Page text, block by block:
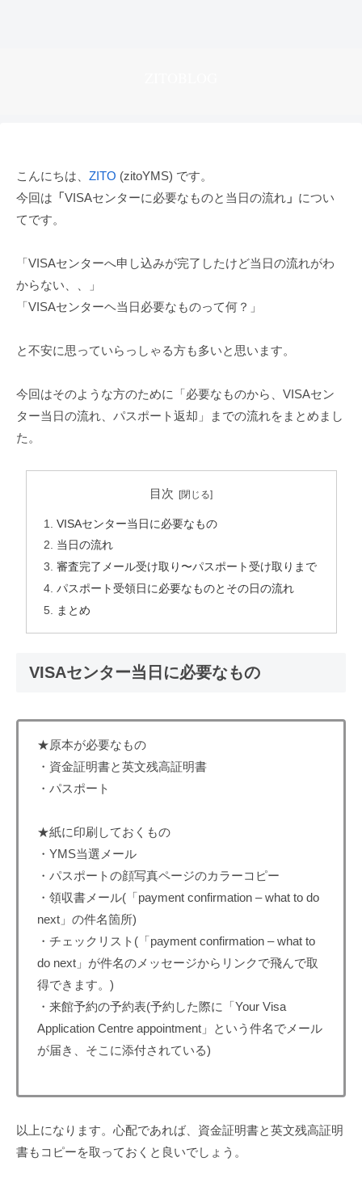
こんにちは、 ZITO (zitoYMS) です。
今回は 「VISAセンターに必要なものと当日の流れ 」 につい
てです。
「VISAセンターへ申し込みが完了したけど当日の流れがわ
からない、、」
「VISAセンターヘ当日必要なものって何？」
と不安に思っていらっしゃる方も多いと思います。
今回はそのような方のために「必要なものから、VISAセン
ター当日の流れ、パスポート返却」までの流れをまとめまし
た。
目次
VISAセンター当日に必要なもの
当日の流れ
審査完了メール受け取り〜パスポート受け取りまで
パスポート受領日に必要なものとその日の流れ
まとめ
VISAセンター当日に必要なもの
★原本が必要なもの
・資金証明書と英文残高証明書
・パスポート
★紙に印刷しておくもの
・YMS当選メール
・パスポートの顔写真ページのカラーコピー
・領収書メール(「payment confirmation – what to do
next」の件名箇所)
・チェックリスト(「payment confirmation – what to
do next」が件名のメッセージからリンクで飛んで取
得できます。)
・来館予約の予約表(予約した際に「Your Visa
Application Centre appointment」という件名でメール
が届き、そこに添付されている)
以上になります。心配であれば、資金証明書と英文残高証明
書もコピーを取っておくと良いでしょう。